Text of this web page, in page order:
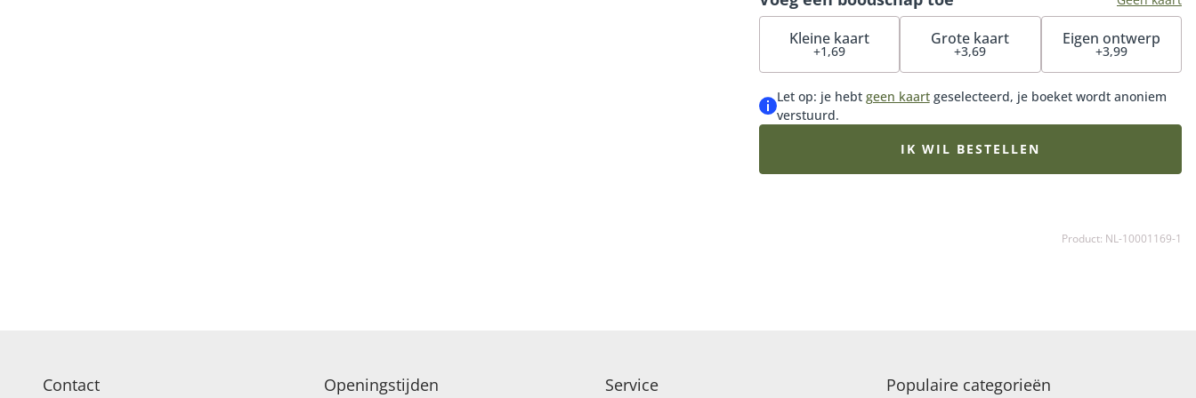
Kleine kaart
+1,69
Grote kaart
+3,69
Eigen ontwerp
+3,99
Let op: je hebt geen kaartgeselecteerd, je boeket wordt anoniem
verstuurd.
IK WIL BESTELLEN
Product: NL-10001169-1
Contact Openingstijden Service Populaire categorieën